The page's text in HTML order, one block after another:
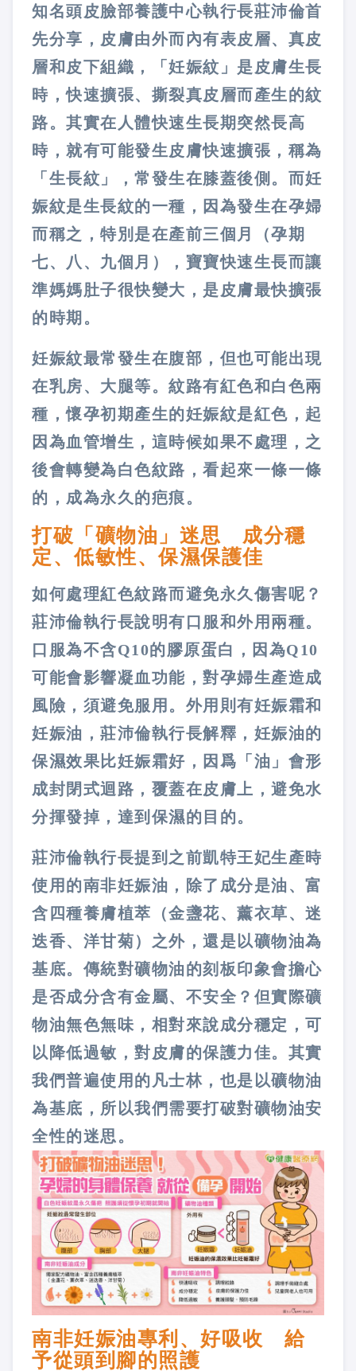
知名頭皮臉部養護中心執行長莊沛倫首
先分享，皮膚由外而內有表皮層、真皮
層和皮下組織，「妊娠紋」是皮膚生長
時，快速擴張、撕裂真皮層而產生的紋
路。其實在人體快速生長期突然長高
時，就有可能發生皮膚快速擴張，稱為
「生長紋」，常發生在膝蓋後側。而妊
娠紋是生長紋的一種，因為發生在孕婦
而稱之，特別是在產前三個月（孕期
七、八、九個月），寶寶快速生長而讓
準媽媽肚子很快變大，是皮膚最快擴張
的時期。
妊娠紋最常發生在腹部，但也可能出現
在乳房、大腿等。紋路有紅色和白色兩
種，懷孕初期產生的妊娠紋是紅色，起
因為血管增生，這時候如果不處理，之
後會轉變為白色紋路，看起來一條一條
的，成為永久的疤痕。
打破「礦物油」迷思 成分穩
定、低敏性、保濕保護佳
如何處理紅色紋路而避免永久傷害呢？
莊沛倫執行長說明有口服和外用兩種。
口服為不含Q10的膠原蛋白，因為Q10
可能會影響凝血功能，對孕婦生產造成
風險，須避免服用。外用則有妊娠霜和
妊娠油，莊沛倫執行長解釋，妊娠油的
保濕效果比妊娠霜好，因爲「油」會形
成封閉式迴路，覆蓋在皮膚上，避免水
分揮發掉，達到保濕的目的。
莊沛倫執行長提到之前凱特王妃生產時
使用的南非妊娠油，除了成分是油、富
含四種養膚植萃（金盞花、薰衣草、迷
迭香、洋甘菊）之外，還是以礦物油為
基底。傳統對礦物油的刻板印象會擔心
是否成分含有金屬、不安全？但實際礦
物油無色無味，相對來說成分穩定，可
以降低過敏，對皮膚的保護力佳。其實
我們普遍使用的凡士林，也是以礦物油
為基底，所以我們需要打破對礦物油安
全性的迷思。
南非妊娠油專利、好吸收 給
予從頭到腳的照護